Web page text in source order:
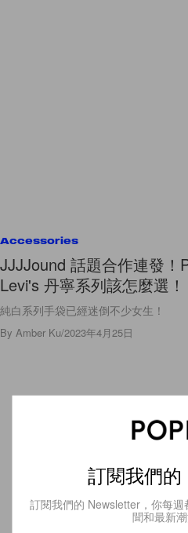
Accessories
JJJJound 話題合作連發
Levi's 丹寧系列該怎麼選！
純白系列手袋已經迷倒不少女生！
By Amber Ku/2023年4月25日
訂閱我們
訂閱我們的 Newsletter，你每
聞和最新潮